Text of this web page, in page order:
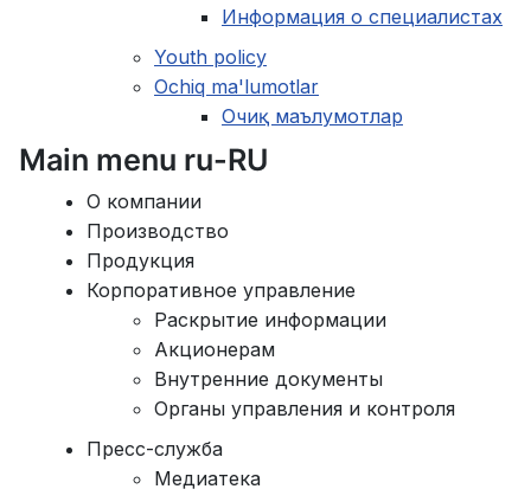
Информация о специалистах
Youth policy
Ochiq ma'lumotlar
Очиқ маълумотлар
Main menu ru-RU
О компании
Производство
Продукция
Корпоративное управление
Раскрытие информации
Акционерам
Внутренние документы
Органы управления и контроля
Пресс-служба
Медиатека